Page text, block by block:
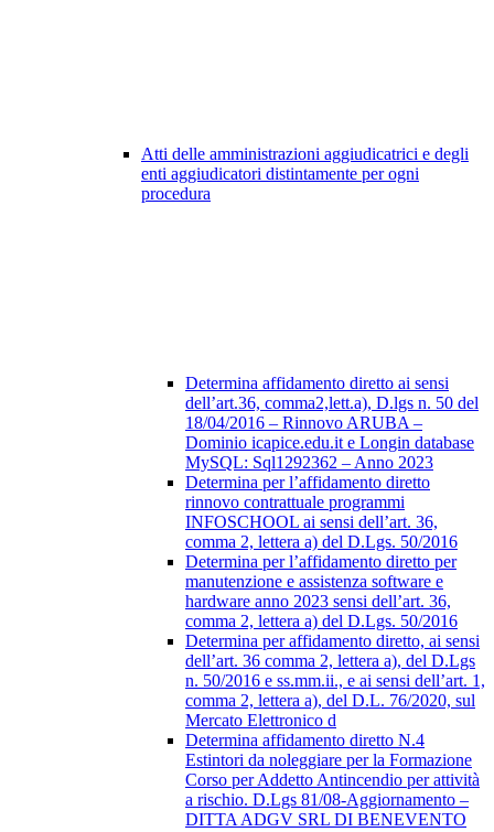
Atti delle amministrazioni aggiudicatrici e degli
enti aggiudicatori distintamente per ogni
procedura
Determina affidamento diretto ai sensi
dell’art.36, comma2,lett.a), D.lgs n. 50 del
18/04/2016 – Rinnovo ARUBA –
Dominio icapice.edu.it e Longin database
MySQL: Sql1292362 – Anno 2023
Determina per l’affidamento diretto
rinnovo contrattuale programmi
INFOSCHOOL ai sensi dell’art. 36,
comma 2, lettera a) del D.Lgs. 50/2016
Determina per l’affidamento diretto per
manutenzione e assistenza software e
hardware anno 2023 sensi dell’art. 36,
comma 2, lettera a) del D.Lgs. 50/2016
Determina per affidamento diretto, ai sensi
dell’art. 36 comma 2, lettera a), del D.Lgs
n. 50/2016 e ss.mm.ii., e ai sensi dell’art. 1,
comma 2, lettera a), del D.L. 76/2020, sul
Mercato Elettronico d
Determina affidamento diretto N.4
Estintori da noleggiare per la Formazione
Corso per Addetto Antincendio per attività
a rischio. D.Lgs 81/08-Aggiornamento –
DITTA ADGV SRL DI BENEVENTO